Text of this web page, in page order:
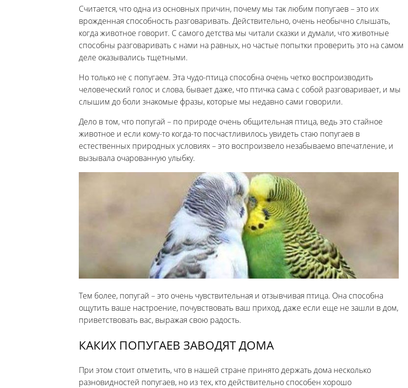
Считается, что одна из основных причин, почему мы так любим попугаев – это их
врожденная способность разговаривать. Действительно, очень необычно слышать,
когда животное говорит. С самого детства мы читали сказки и думали, что животные
способны разговаривать с нами на равных, но частые попытки проверить это на самом
деле оказывались тщетными.
Но только не с попугаем. Эта чудо-птица способна очень четко воспроизводить
человеческий голос и слова, бывает даже, что птичка сама с собой разговаривает, и мы
слышим до боли знакомые фразы, которые мы недавно сами говорили.
Дело в том, что попугай – по природе очень общительная птица, ведь это стайное
животное и если кому-то когда-то посчастливилось увидеть стаю попугаев в
естественных природных условиях – это воспроизвело незабываемо впечатление, и
вызывала очарованную улыбку.
Тем более, попугай – это очень чувствительная и отзывчивая птица. Она способна
ощутить ваше настроение, почувствовать ваш приход, даже если еще не зашли в дом,
приветствовать вас, выражая свою радость.
КАКИХ ПОПУГАЕВ ЗАВОДЯТ ДОМА
При этом стоит отметить, что в нашей стране принято держать дома несколько
разновидностей попугаев, но из тех, кто действительно способен хорошо